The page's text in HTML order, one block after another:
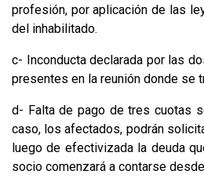
profesión, por aplicación de las
del inhabilitado.
c- Inconducta declarada por las
presentes en la reunión donde se
d- Falta de pago de tres cuotas
caso, los afectados, podrán
luego de efectivizada la deuda
socio comenzará a contarse